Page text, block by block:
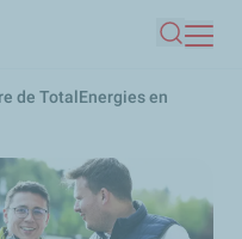
de TotalEnergies en